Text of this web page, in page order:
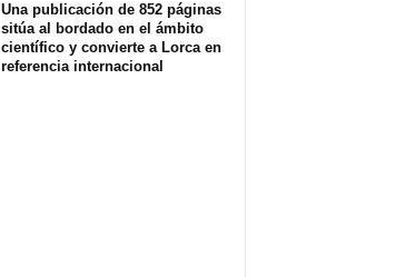
Una publicación de 852 páginas
sitúa al bordado en el ámbito
científico y convierte a Lorca en
referencia internacional